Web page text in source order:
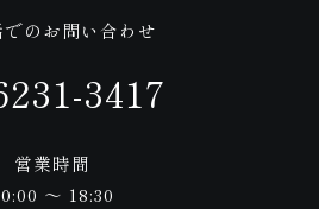
のお問い合わせ
3417
営業時間
～ 18:30